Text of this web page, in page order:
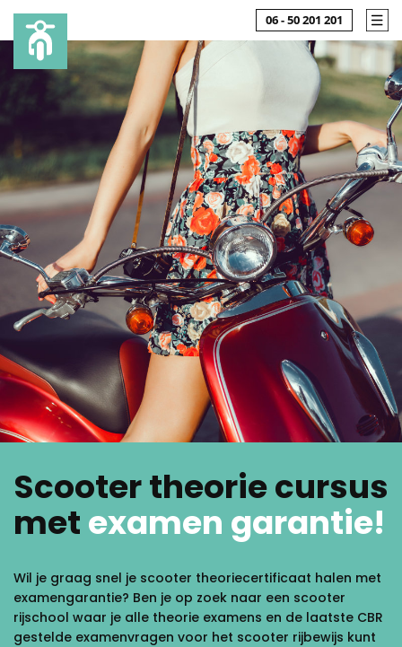
06 - 50 201 201
Scooter theorie cursus
metexamen garantie!
Wil je graag snel je scooter theoriecertificaat halen met
examengarantie? Ben je op zoek naar een scooter
rijschool waar je alle theorie examens en de laatste CBR
gestelde examenvragen voor het scooter rijbewijs kunt